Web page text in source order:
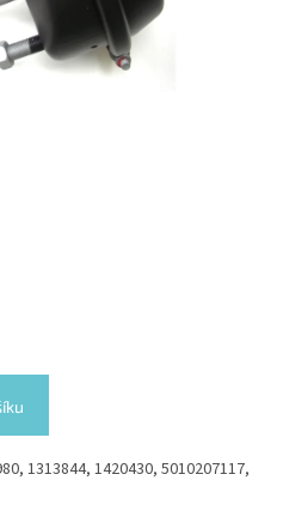
1313844, 1420430, 5010207117,